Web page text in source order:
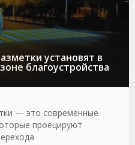
установят в
благоустройства
— это современные
проецируют